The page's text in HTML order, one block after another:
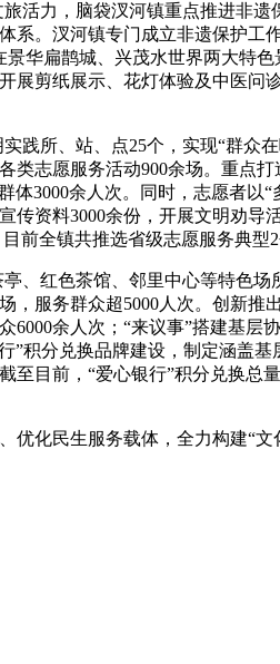
活力，脑袋汊河镇重点推进非遗
。汊河镇专门成立非遗保护工
华扁鹊城、兴茂水世界两大特
剪纸展示、花灯体验及中医问
所、站、点25个，实现“群众
志愿服务活动900余场。重点
3000余人次。同时，志愿者以
资料3000余份，开展文明劝导
全镇共推选省级志愿服务典型2
红色茶馆、邻里中心等特色场
服务群众超5000人次。创新推
余人次；“来议事”搭建基层
积分兑换品牌建设，制定涵盖
目前，“爱心银行”积分兑换总
化民生服务载体，全力构建“文